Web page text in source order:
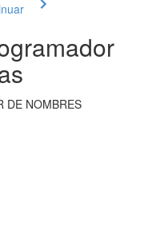
DE NOMBRES